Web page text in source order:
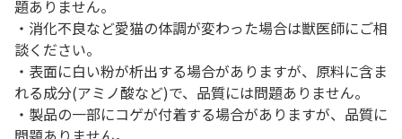
題ありません。
・消化不良など愛猫の体調が変わった場合は獣医師にご相
談ください。
・表面に白い粉が析出する場合がありますが、原料に含ま
れる成分(アミノ酸など)で、品質には問題ありません。
・製品の一部にコゲが付着する場合がありますが、品質に